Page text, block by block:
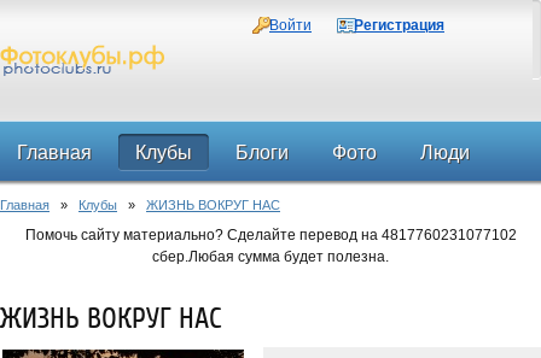
Войти Регистрация
Главная Клубы Блоги Фото Люди
Форум
Главная » Клубы » ЖИЗНЬ ВОКРУГ НАС
Помочь сайту материально? Сделайте перевод на 4817760231077102
сбер.Любая сумма будет полезна.
ЖИЗНЬ ВОКРУГ НАС